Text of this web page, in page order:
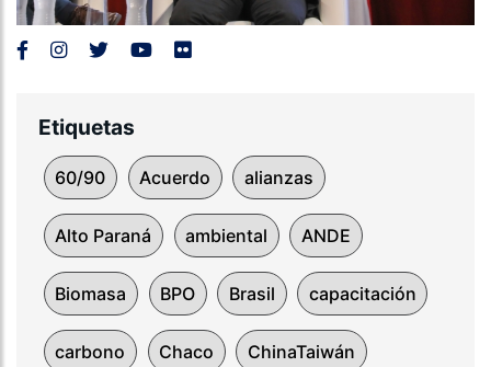
Etiquetas
60/90 Acuerdo alianzas
Alto Paraná ambiental ANDE
Biomasa BPO Brasil capacitación
carbono Chaco ChinaTaiwán